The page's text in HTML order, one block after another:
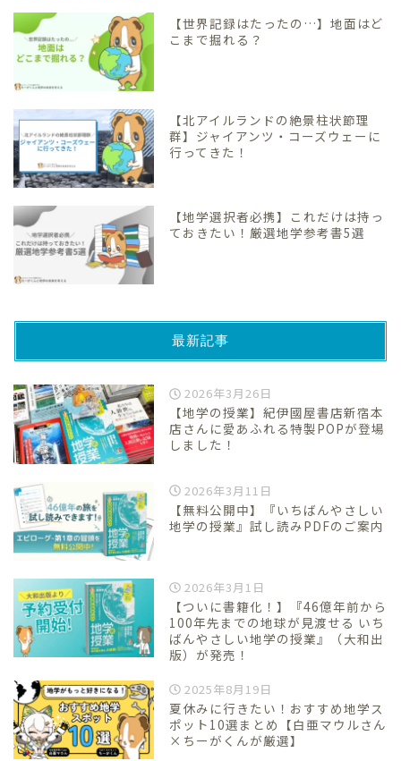
【世界記録はたったの…】地面はど
こまで掘れる？
【北アイルランドの絶景柱状節理
群】ジャイアンツ・コーズウェーに
行ってきた！
【地学選択者必携】これだけは持っ
ておきたい！厳選地学参考書5選
最新記事
2026年3月26日
【地学の授業】紀伊國屋書店新宿本
店さんに愛あふれる特製POPが登場
しました！
2026年3月11日
【無料公開中】『いちばんやさしい
地学の授業』試し読みPDFのご案内
2026年3月1日
【ついに書籍化！】『46億年前から
100年先までの地球が見渡せる いち
ばんやさしい地学の授業』（大和出
版）が発売！
2025年8月19日
夏休みに行きたい！おすすめ地学ス
ポット10選まとめ【白亜マウルさん
×ちーがくんが厳選】